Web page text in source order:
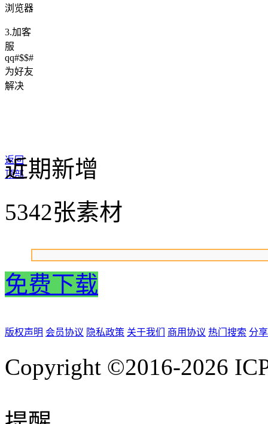
浏览器
3.加客
服
qq#$$#
为好友
解决
返回
顶部
近期新增
5342张素材
免费下载
版权声明 会员协议 隐私政策 关于我们 商用协议 热门搜索 分
Copyright ©2016-2026